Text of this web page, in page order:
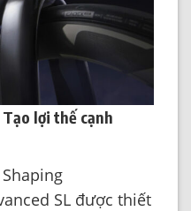
lợi thế cạnh
SL được thiết